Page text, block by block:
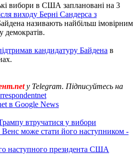
вибори в США заплановані на 3
виходу Берні Сандерса з
називають найбільш імовірним
демократів.
кандидатуру Байдена в
у Telegram. Підписуйтесь на
в Google News
втручатися у вибори
Венс може стати його наступником -
наступного президента США